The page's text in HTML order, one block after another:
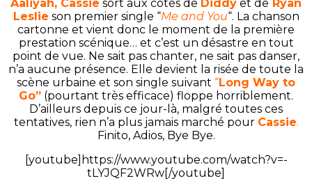
Aaliyah, Cassie sort aux cotés de Diddy et de Ryan
Leslie son premier single “Me and You“. La chanson
cartonne et vient donc le moment de la première
prestation scénique… et c’est un désastre en tout
point de vue. Ne sait pas chanter, ne sait pas danser,
n’a aucune présence. Elle devient la risée de toute la
scène urbaine et son single suivant “Long Way to
Go” (pourtant très efficace) floppe horriblement.
D’ailleurs depuis ce jour-là, malgré toutes ces
tentatives, rien n’a plus jamais marché pour Cassie.
Finito, Adios, Bye Bye.
[youtube]https://www.youtube.com/watch?v=-
tLYJQF2WRw[/youtube]